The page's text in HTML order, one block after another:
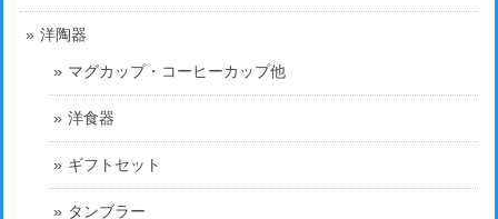
洋陶器
マグカップ・コーヒーカップ他
洋食器
ギフトセット
タンブラー